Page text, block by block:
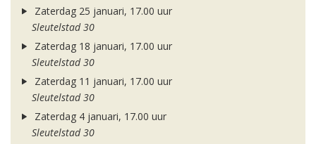
Zaterdag 25 januari, 17.00 uur
Sleutelstad 30
Zaterdag 18 januari, 17.00 uur
Sleutelstad 30
Zaterdag 11 januari, 17.00 uur
Sleutelstad 30
Zaterdag 4 januari, 17.00 uur
Sleutelstad 30